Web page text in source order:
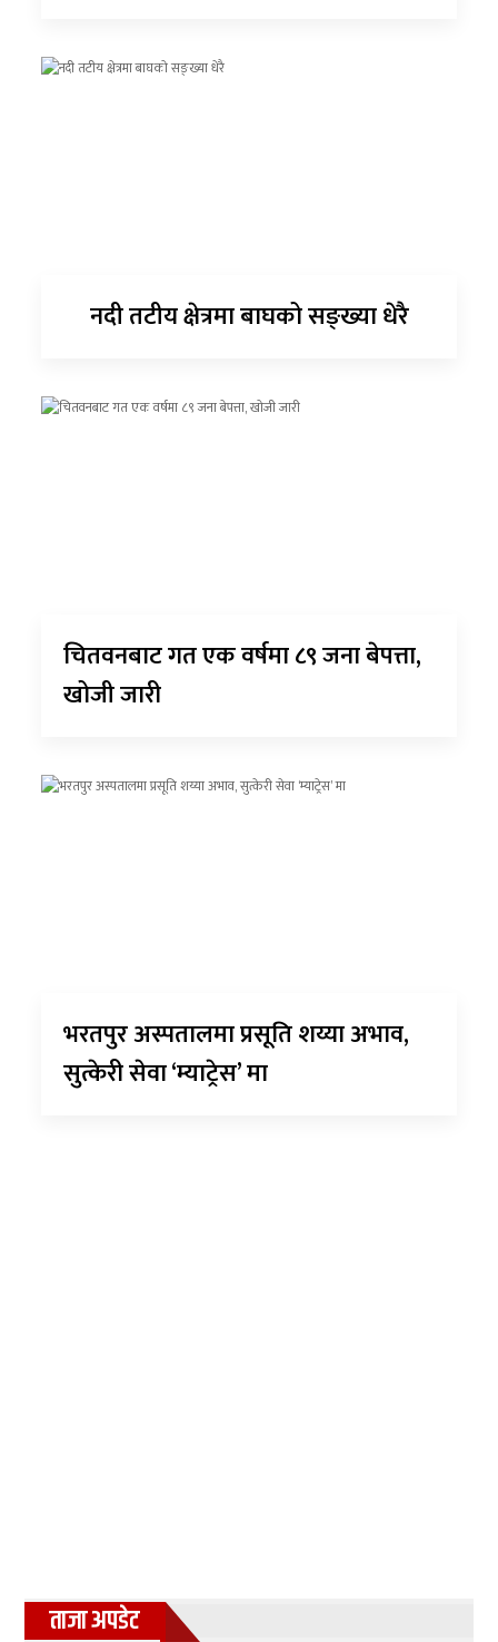
नदी तटीय क्षेत्रमा बाघको सङ्ख्या धेरै
चितवनबाट गत एक वर्षमा ८९ जना बेपत्ता,
खोजी जारी
भरतपुर अस्पतालमा प्रसूति शय्या अभाव,
सुत्केरी सेवा ‘म्याट्रेस’ मा
ताजा अपडेट